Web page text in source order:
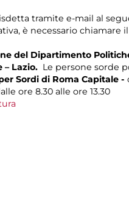
tramite e-mail al
è necessario chiamare
del Dipartimento
– Lazio. Le persone sorde
Sordi di Roma Capitale -
ore 8.30 alle ore 13.30